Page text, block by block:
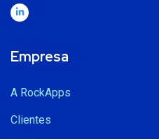
Empresa
A RockApps
Clientes